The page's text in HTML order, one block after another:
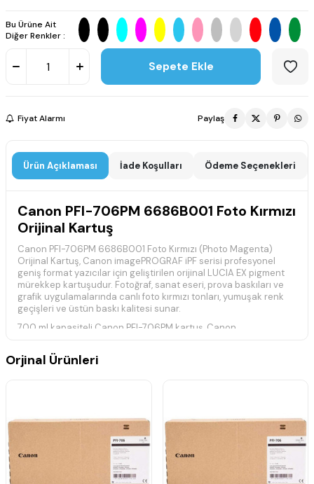
Bu Ürüne Ait
Diğer Renkler :
Sepete Ekle
Fiyat Alarmı Paylaş
Ürün Açıklaması İade Koşulları Ödeme Seçenekleri
Canon PFI-706PM 6686B001 Foto Kırmızı
Orijinal Kartuş
Canon PFI-706PM 6686B001 Foto Kırmızı (Photo Magenta)
Orijinal Kartuş, Canon imagePROGRAF iPF serisi profesyonel
geniş format yazıcılar için geliştirilen orijinal LUCIA EX pigment
mürekkep kartuşudur. Fotoğraf, sanat eseri, prova baskıları ve
grafik uygulamalarında canlı foto kırmızı tonları, yumuşak renk
geçişleri ve üstün baskı kalitesi sunar.
700 ml kapasiteli Canon PFI-706PM kartuş, Canon
mürekkep akışı sağlar, baskı kafasının ömrünü korur ve yoğun
baskı süreçlerinde güvenilir performans sunar. Orijinal Canon
Ürün Kodu:
6686B001
Foto Kırmızı (Photo Magenta)
Orjinal Ürünleri